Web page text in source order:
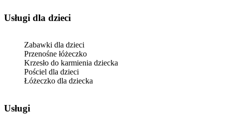
usługi dla dzieci
Zabawki dla dzieci
Przenośne łóżeczko
Krzesło do karmienia dziecka
Pościel dla dzieci
Łóżeczko dla dziecka
Usługi